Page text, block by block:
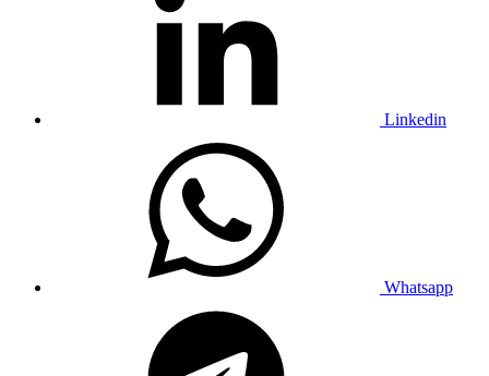
Linkedin
Whatsapp